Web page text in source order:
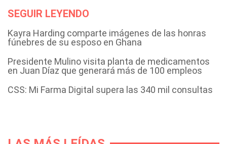
SEGUIR LEYENDO
Kayra Harding comparte imágenes de las honras
fúnebres de su esposo en Ghana
Presidente Mulino visita planta de medicamentos
en Juan Díaz que generará más de 100 empleos
CSS: Mi Farma Digital supera las 340 mil consultas